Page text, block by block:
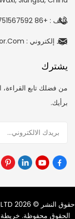
هاتف : +86 18751567592
بريد إلكتروني : Mara@topvcfloor.com
يشترك
من فضلك تابع
برأيك.
الحقوق محفوظة. خريطة